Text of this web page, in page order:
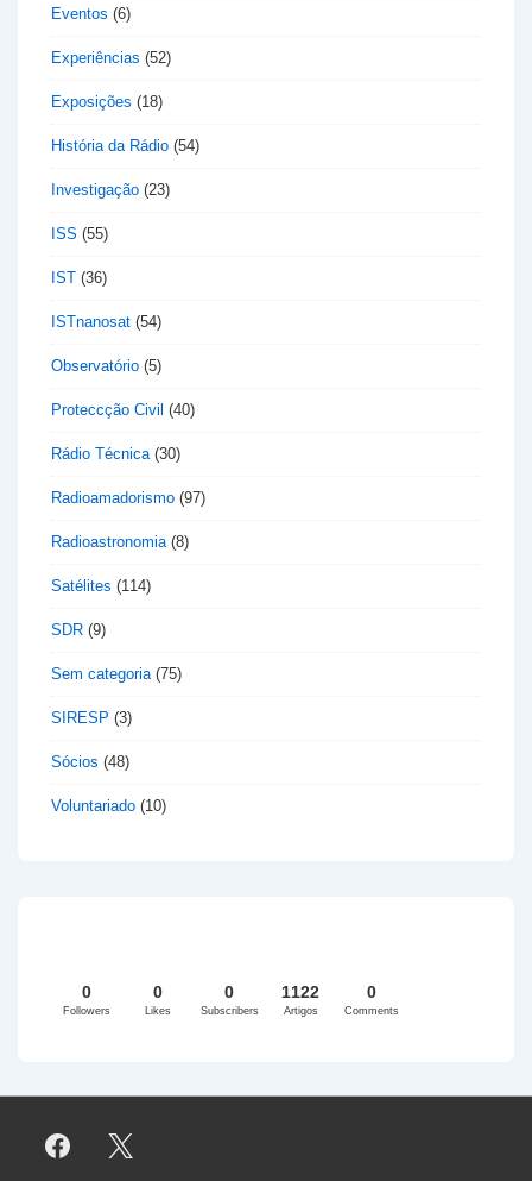
Eventos (6)
Experiências (52)
Exposições (18)
História da Rádio (54)
Investigação (23)
ISS (55)
IST (36)
ISTnanosat (54)
Observatório (5)
Proteccção Civil (40)
Rádio Técnica(30)
Radioamadorismo (97)
Radioastronomia(8)
Satélites (114)
SDR (9)
Sem categoria(75)
SIRESP (3)
Sócios (48)
Voluntariado (10)
0
Followers
0
Likes
0
Subscribers
1122
Artigos
0
Comments